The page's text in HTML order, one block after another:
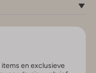
en exclusieve